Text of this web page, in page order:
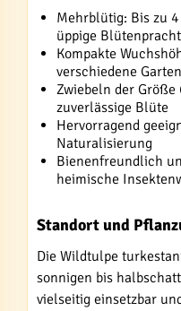
Mehrblütig: Bis zu
üppige Blütenpracht
Kompakte
verschiedene
Zwiebeln der
zuverlässige Blüte
Hervorragend
Naturalisierung
Bienenfreundlich
heimische
Standort und
Die Wildtulpe
sonnigen bis
vielseitig einsetzbar